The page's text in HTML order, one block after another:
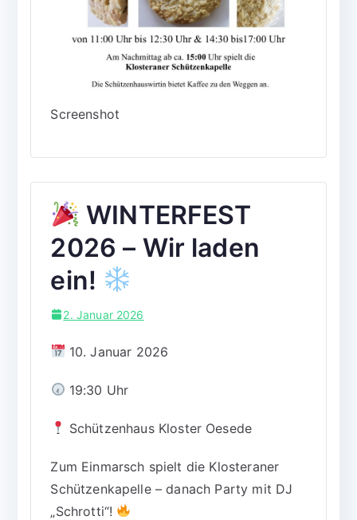
Screenshot
WINTERFEST
2026 – Wir laden
ein!
2. Januar 2026
10. Januar 2026
19:30 Uhr
Schützenhaus Kloster Oesede
Zum Einmarsch spielt die Klosteraner
Schützenkapelle – danach Party mit DJ
„Schrotti“!